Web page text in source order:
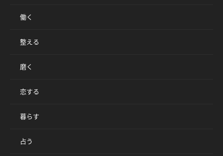
働く
整える
磨く
恋する
暮らす
占う